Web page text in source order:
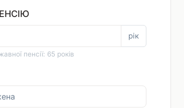
рік
пенсії: 65 років